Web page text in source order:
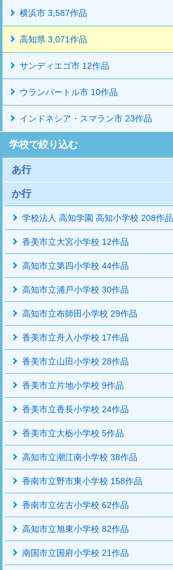
横浜市 3,587作品
高知県 3,071作品
サンディエゴ市 12作品
ウランバートル市 10作品
インドネシア・スマラン市 23作品
学校で絞り込む
あ行
か行
学校法人 高知学園 高知小学校 208作品
香美市立大宮小学校 12作品
高知市立第四小学校 44作品
高知市立浦戸小学校 30作品
高知市立布師田小学校 29作品
香美市立舟入小学校 17作品
香美市立山田小学校 28作品
香美市立片地小学校 9作品
香美市立香長小学校 24作品
香美市立大栃小学校 5作品
高知市立潮江南小学校 38作品
香南市立野市東小学校 158作品
香南市立佐古小学校 62作品
高知市立旭東小学校 82作品
南国市立国府小学校 21作品